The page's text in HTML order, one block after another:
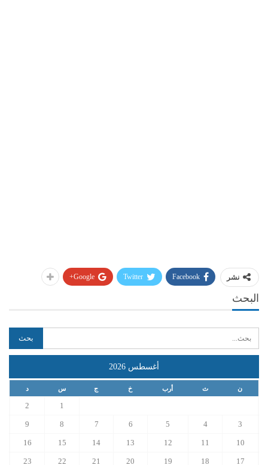
نشر Facebook
Twitter
Google+
البحث
أغسطس 2026
ن ث أرب خ ج س د
1
2
3
4
5
6
7
8
9
10
11
12
13
14
15
16
17
18
19
20
21
22
23